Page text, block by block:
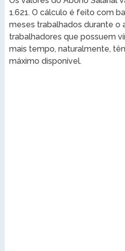
1.621. O cálculo é feito com
meses trabalhados durante o
trabalhadores que possuem
mais tempo, naturalmente,
máximo disponível.